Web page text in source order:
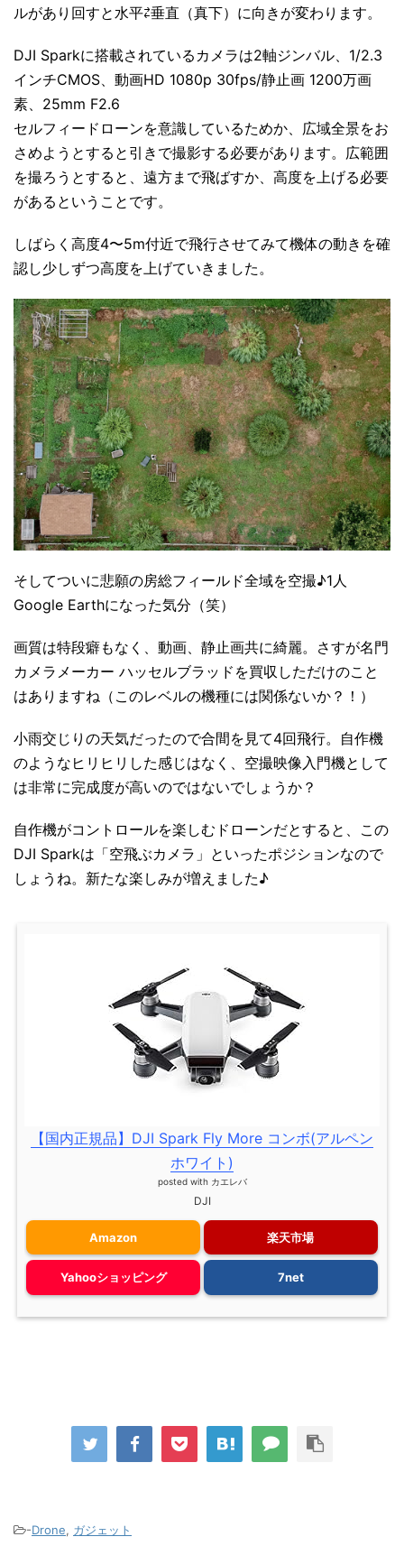
ルがあり回すと水平⇄垂直（真下）に向きが変わります。
DJI Sparkに搭載されているカメラは2軸ジンバル、1/2.3
インチCMOS、動画HD 1080p 30fps/静止画 1200万画
素、25mm F2.6
セルフィードローンを意識しているためか、広域全景をお
さめようとすると引きで撮影する必要があります。広範囲
を撮ろうとすると、遠方まで飛ばすか、高度を上げる必要
があるということです。
しばらく高度4〜5m付近で飛行させてみて機体の動きを確
認し少しずつ高度を上げていきました。
そしてついに悲願の房総フィールド全域を空撮♪1人
Google Earthになった気分（笑）
画質は特段癖もなく、動画、静止画共に綺麗。さすが名門
カメラメーカー ハッセルブラッドを買収しただけのこと
はありますね（このレベルの機種には関係ないか？！）
小雨交じりの天気だったので合間を見て4回飛行。自作機
のようなヒリヒリした感じはなく、空撮映像入門機として
は非常に完成度が高いのではないでしょうか？
自作機がコントロールを楽しむドローンだとすると、この
DJI Sparkは「空飛ぶカメラ」といったポジションなので
しょうね。新たな楽しみが増えました♪
【国内正規品】DJI Spark Fly More コンボ(アルペン
ホワイト)
posted with カエレバ
DJI
Amazon 楽天市場
Yahooショッピング 7net
-Drone, ガジェット